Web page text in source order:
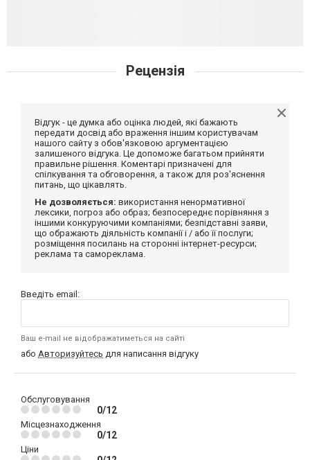
Рецензія
Відгук - це думка або оцінка людей, які бажають
передати досвід або враження іншим користувачам
нашого сайту з обов'язковою аргументацією
залишеного відгука. Це допоможе багатьом прийняти
правильне рішення. Коментарі призначені для
спілкування та обговорення, а також для роз'яснення
питань, що цікавлять.
Не дозволяється: використання ненормативної
лексики, погроз або образ; безпосереднє порівняння з
іншими конкуруючими компаніями; безпідставні заяви,
що ображають діяльність компанії і / або її послуги;
розміщення посилань на сторонні інтернет-ресурси;
реклама та самореклама.
Введіть email:
Ваш e-mail не відображатиметься на сайті
або Авторизуйтесь для написання відгуку
Обслуговування
0/12
Місцезнаходження
0/12
Ціни